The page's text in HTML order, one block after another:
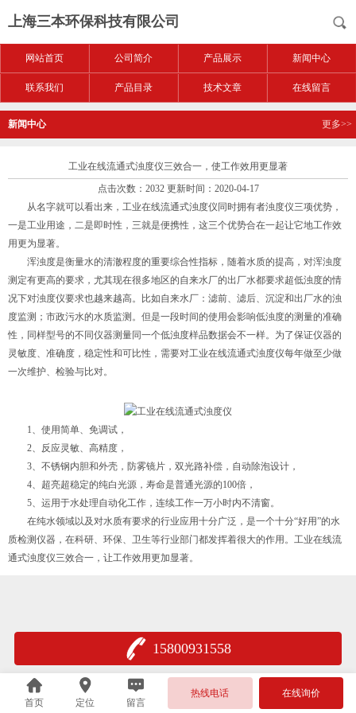
上海三本环保科技有限公司
网站首页 公司简介 产品展示 新闻中心
联系我们 产品目录 技术文章 在线留言
新闻中心 更多>>
工业在线流通式浊度仪三效合一，使工作效用更显著
点击次数：2032 更新时间：2020-04-17
从名字就可以看出来， 工业在线流通式浊度仪 同时拥有者浊度仪三项优势，
一是工业用途，二是即时性，三就是便携性，这三个优势合在一起让它地工作效
用更为显著。
浑浊度是衡量水的清澈程度的重要综合性指标，随着水质的提高，对浑浊度
测定有更高的要求，尤其现在很多地区的自来水厂的出厂水都要求超低浊度的情
况下对浊度仪要求也越来越高。比如自来水厂：滤前、滤后、沉淀和出厂水的浊
度监测；市政污水的水质监测。但是一段时间的使用会影响低浊度的测量的准确
性，同样型号的不同仪器测量同一个低浊度样品数据会不一样。为了保证仪器的
灵敏度、准确度，稳定性和可比性，需要对工业在线流通式浊度仪每年做至少做
一次维护、检验与比对。
1、使用简单、免调试，
2、反应灵敏、高精度，
3、不锈钢内胆和外壳，防雾镜片，双光路补偿，自动除泡设计，
4、超亮超稳定的纯白光源，寿命是普通光源的100倍，
5、运用于水处理自动化工作，连续工作一万小时内不清窗。
在纯水领域以及对水质有要求的行业应用十分广泛，是一个十分“好用”的水
质检测仪器，在科研、环保、卫生等行业部门都发挥着很大的作用。工业在线流
通式浊度仪三效合一，让工作效用更加显著。
15800931558
首页 定位 留言
热线电话 在线询价